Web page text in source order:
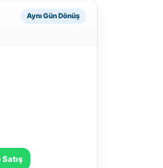
Aynı Gün Dönüş